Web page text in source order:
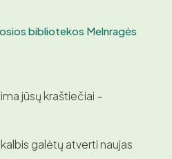
bibliotekos Melnragės
jūsų kraštiečiai –
galėtų atverti naujas